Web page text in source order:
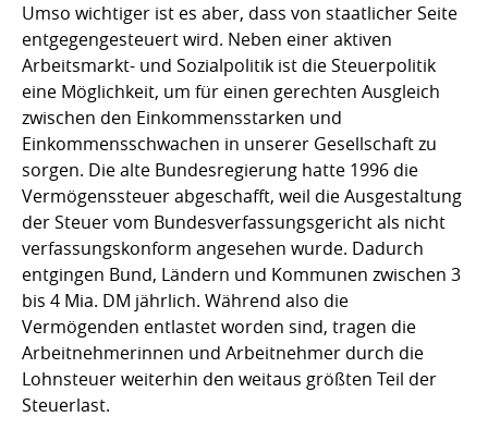
Umso wichtiger ist es aber, dass von staatlicher Seite
entgegengesteuert wird. Neben einer aktiven
Arbeitsmarkt- und Sozialpolitik ist die Steuerpolitik
eine Möglichkeit, um für einen gerechten Ausgleich
zwischen den Einkommensstarken und
Einkommensschwachen in unserer Gesellschaft zu
sorgen. Die alte Bundesregierung hatte 1996 die
Vermögenssteuer abgeschafft, weil die Ausgestaltung
der Steuer vom Bundesverfassungsgericht als nicht
verfassungskonform angesehen wurde. Dadurch
entgingen Bund, Ländern und Kommunen zwischen 3
bis 4 Mia. DM jährlich. Während also die
Vermögenden entlastet worden sind, tragen die
Arbeitnehmerinnen und Arbeitnehmer durch die
Lohnsteuer weiterhin den weitaus größten Teil der
Steuerlast.